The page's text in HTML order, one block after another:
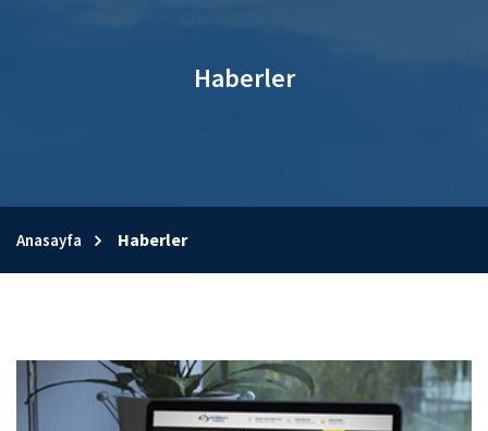
Haberler
Anasayfa Haberler